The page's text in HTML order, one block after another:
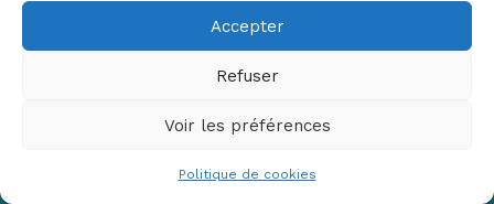
Accepter
Refuser
Voir les préférences
Politique de cookies
Mentions légales
RGPD
Copyright © 2026 Crige PACA